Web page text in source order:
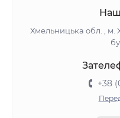
Хмельницька обл. , м.
+38